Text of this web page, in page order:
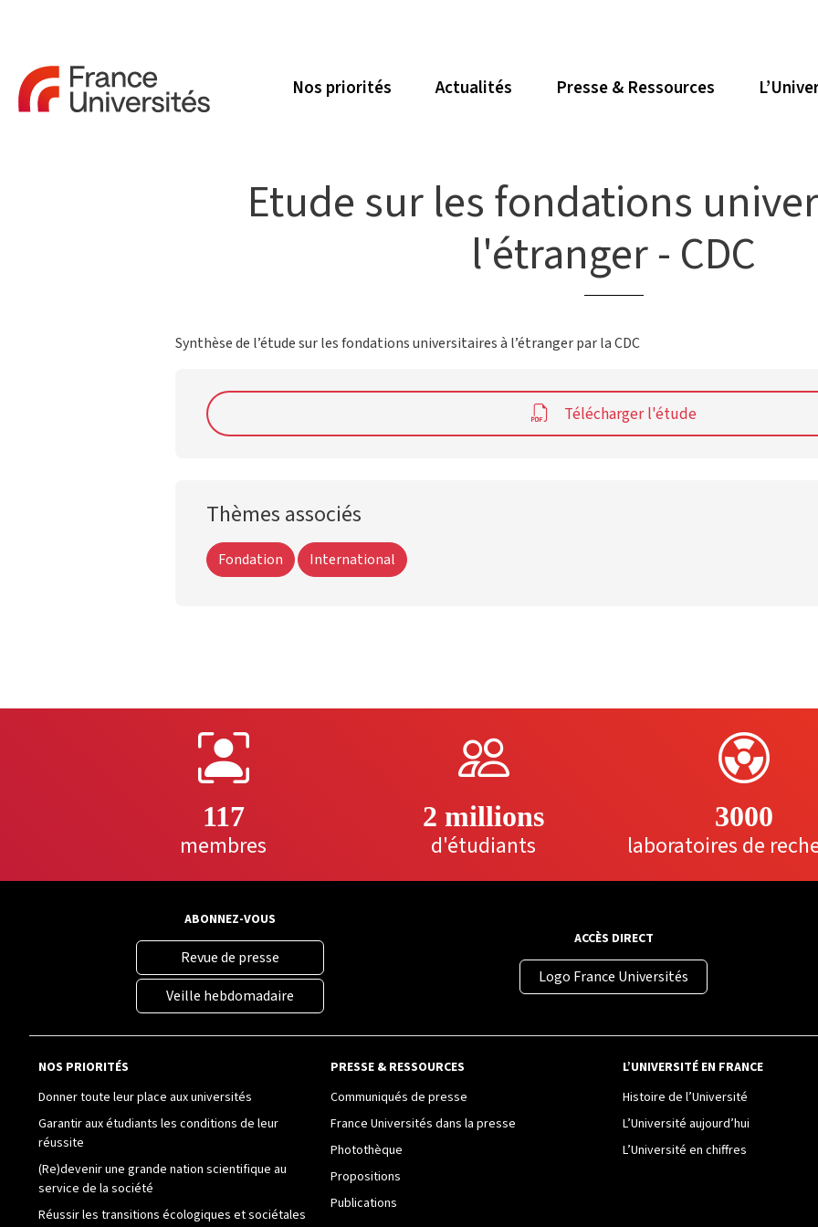
Nos priorités Actualités Presse & Ressources
Etude sur les fondations
l'étranger - CDC
Synthèse de l’étude sur les fondations universitaires à l’étranger par la CDC
Télécharger l'étude
Thèmes associés
Fondation International
117
membres
2 millions
d'étudiants
3000
laboratoires de
ABONNEZ-VOUS
Revue de presse
Veille hebdomadaire
ACCÈS DIRECT
Logo France Universités
NOS PRIORITÉS
Donner toute leur place aux universités
Garantir aux étudiants les conditions de leur
réussite
(Re)devenir une grande nation scientifique au
service de la société
Réussir les transitions écologiques et sociétales
PRESSE & RESSOURCES
Communiqués de presse
France Universités dans la presse
Photothèque
Propositions
Publications
L’UNIVERSITÉ EN FRANCE
Histoire de l’Université
L’Université aujourd’hui
L’Université en chiffres